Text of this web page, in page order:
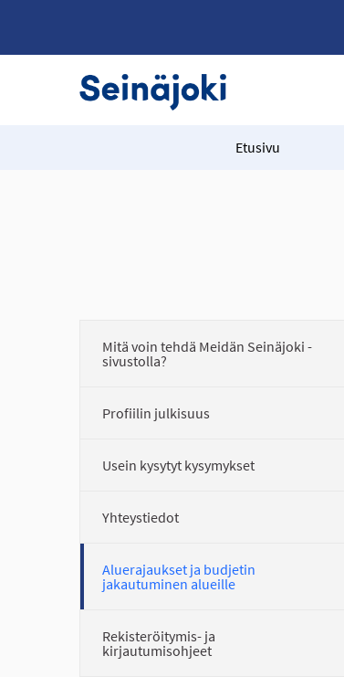
Etusivu
Mitä voin tehdä Meidän Seinäjoki -
sivustolla?
Profiilin julkisuus
Usein kysytyt kysymykset
Yhteystiedot
Aluerajaukset ja budjetin
jakautuminen alueille
Rekisteröitymis- ja
kirjautumisohjeet